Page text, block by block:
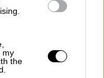
my
the
μήνυμα
η έκπληξη